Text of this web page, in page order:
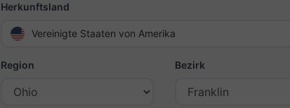
Herkunftsland
Vereinigte Staaten von Amerika
Region Bezirk